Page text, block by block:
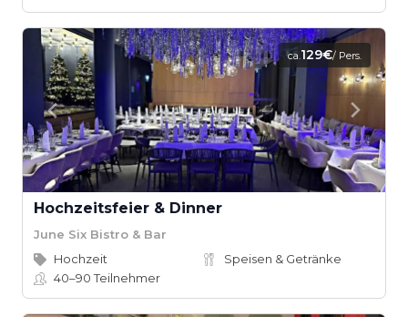
ca.129€/ Pers.
Hochzeitsfeier & Dinner
June Six Bistro & Bar
Hochzeit
Speisen & Getränke
40–90Teilnehmer